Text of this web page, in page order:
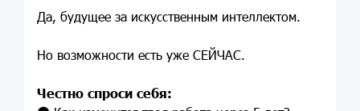
Да, будущее за искусственным интеллектом.
Но возможности есть уже СЕЙЧАС.
Честно спроси себя: